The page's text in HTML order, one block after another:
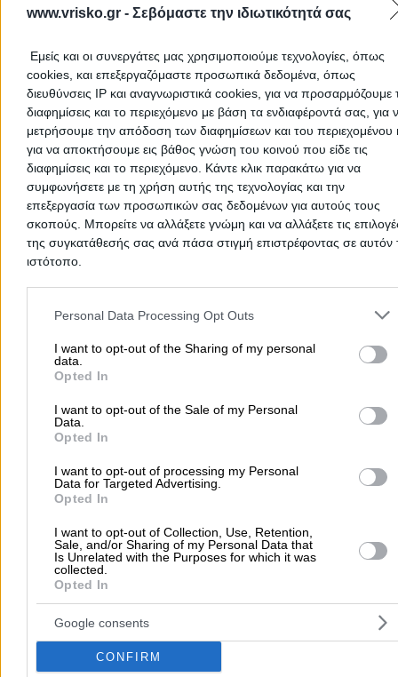
www.vrisko.gr - Σεβόμαστε την ιδιωτικότητά σας
Εμείς και οι συνεργάτες μας χρησιμοποιούμε τεχνολογίες, όπως
cookies, και επεξεργαζόμαστε προσωπικά δεδομένα, όπως
διευθύνσεις IP και αναγνωριστικά cookies, για να προσαρμόζουμε
διαφημίσεις και το περιεχόμενο με βάση τα ενδιαφέροντά σας, για
μετρήσουμε την απόδοση των διαφημίσεων και του περιεχομένου
για να αποκτήσουμε εις βάθος γνώση του κοινού που είδε τις
διαφημίσεις και το περιεχόμενο. Κάντε κλικ παρακάτω για να
συμφωνήσετε με τη χρήση αυτής της τεχνολογίας και την
επεξεργασία των προσωπικών σας δεδομένων για αυτούς τους
σκοπούς. Μπορείτε να αλλάξετε γνώμη και να αλλάξετε τις
της συγκατάθεσής σας ανά πάσα στιγμή επιστρέφοντας σε αυτόν
ιστότοπο.
Please note that this website/app uses one or more Google
and may gather and store information including but not limited to
to Google and its third-party tags to use your data for below
purposes in below Google consent section.
Personal Data Processing Opt Outs
I want to opt-out of the Sharing of my personal
data.
Opted In
I want to opt-out of the Sale of my Personal
Data.
Opted In
I want to opt-out of processing my Personal
Data for Targeted Advertising.
Opted In
I want to opt-out of Collection, Use, Retention,
Sale, and/or Sharing of my Personal Data that
Is Unrelated with the Purposes for which it was
collected.
Opted In
Google consents
CONFIRM
Κέντρα Αισθητικής & Αδυνατίσματος Σίνδος
Ενεργειακοί Επιθεωρητές Σίνδος
Ασφαλιστές Σίνδος
Ανακύκλωση Σίνδος
Γιατροί ΕΟΠΥΥ Σίνδος
Κτηνίατροι Σίνδος
Μονώσεις - Στεγανοποιήσεις Σίνδος
ΩΡΛ Σίνδος
Διαχείριση Κτιρίων Σίνδος
Ελαστικά Αυτοκινήτων Σίνδος
Πολιτικοί Μηχανικοί Σίνδος
Πόρτες Ειδικές Σίνδος
Πλαστικοί Χειρουργοί Σίνδος
Φωτογραφεία Σίνδος
Ξυλουργικές Εργασίες Σίνδος
Τζάκια Σίνδος
Μικροβιολογικά Εργαστήρια Σίνδος
Σχολές Οδηγών Σίνδος
Αποκομιδή - Αποτέφρωση Απορριμμάτων Σίνδος
Ορθοδοντικοί Σίνδος
Κτηνιατρεία & Κτηνιατρικές Κλινικές Σίνδος
Παθολόγοι Σίνδος